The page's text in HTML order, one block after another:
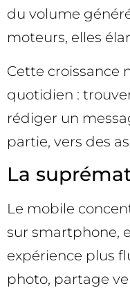
du volume
moteurs, elles
Cette croissance
quotidien :
rédiger un
partie, vers des
La
Le mobile
sur smartphone,
expérience plus
photo, partage